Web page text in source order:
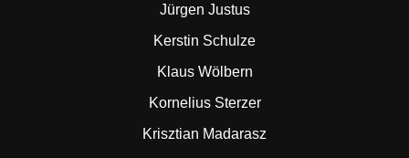
Jürgen Justus
Kerstin Schulze
Klaus Wölbern
Kornelius Sterzer
Krisztian Madarasz